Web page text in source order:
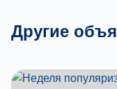
Другие